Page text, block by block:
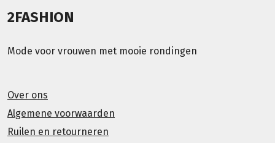
2FASHION
Mode voor vrouwen met mooie rondingen
Over ons
Algemene voorwaarden
Ruilen en retourneren